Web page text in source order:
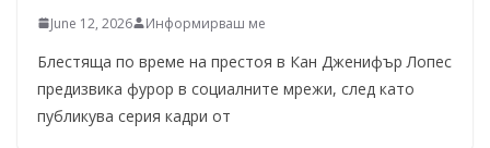
June 12, 2026 Информирваш ме
Блестяща по време на престоя в Кан Дженифър Лопес
предизвика фурор в социалните мрежи, след като
публикува серия кадри от